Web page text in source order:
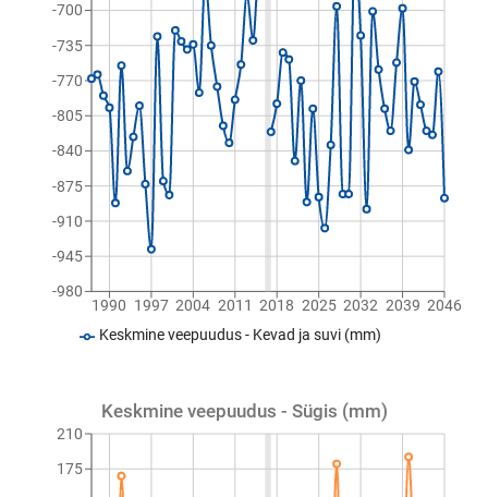
1990 1997 2004 2011 2018 2025 2032 2039 2046
-980
-945
-910
-875
-840
-805
-770
-735
-700
Keskmine veepuudus - Kevad ja suvi (mm)
Keskmine veepuudus - Sügis (mm)
175
210